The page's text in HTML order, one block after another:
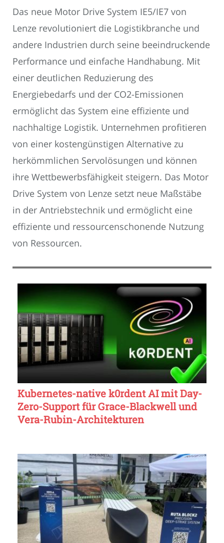
Das neue Motor Drive System IE5/IE7 von
Lenze revolutioniert die Logistikbranche und
andere Industrien durch seine beeindruckende
Performance und einfache Handhabung. Mit
einer deutlichen Reduzierung des
Energiebedarfs und der CO2-Emissionen
ermöglicht das System eine effiziente und
nachhaltige Logistik. Unternehmen profitieren
von einer kostengünstigen Alternative zu
herkömmlichen Servolösungen und können
ihre Wettbewerbsfähigkeit steigern. Das Motor
Drive System von Lenze setzt neue Maßstäbe
in der Antriebstechnik und ermöglicht eine
effiziente und ressourcenschonende Nutzung
von Ressourcen.
Kubernetes-native k0rdent AI mit Day-
Zero-Support für Grace-Blackwell und
Vera-Rubin-Architekturen